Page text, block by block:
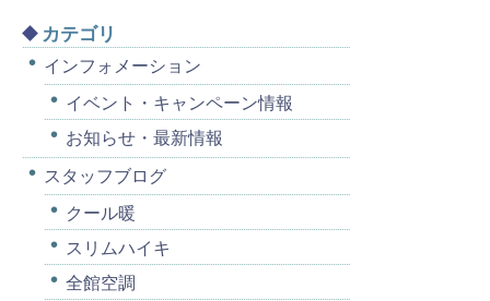
カテゴリ
インフォメーション
イベント・キャンペーン情報
お知らせ・最新情報
スタッフブログ
クール暖
スリムハイキ
全館空調